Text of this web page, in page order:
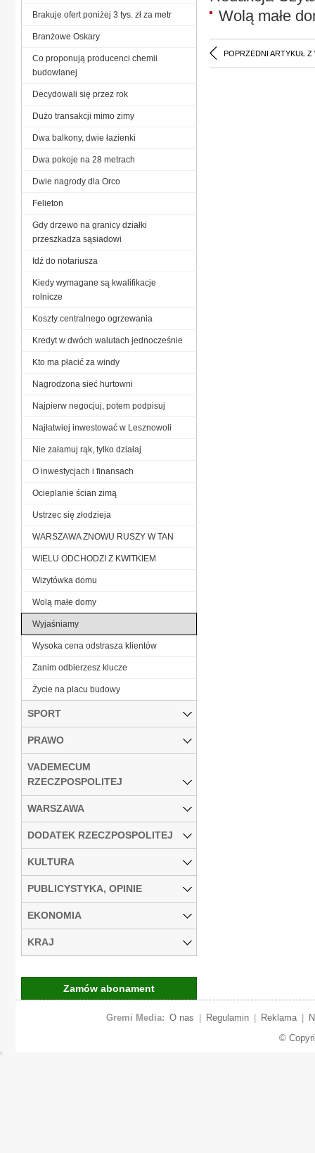
Wolą małe
POPRZEDNI ARTYKUŁ Z
Brakuje ofert poniżej 3 tys. zł za metr
Branżowe Oskary
Co proponują producenci chemii
budowlanej
Decydowali się przez rok
Dużo transakcji mimo zimy
Dwa balkony, dwie łazienki
Dwa pokoje na 28 metrach
Dwie nagrody dla Orco
Felieton
Gdy drzewo na granicy działki
przeszkadza sąsiadowi
Idź do notariusza
Kiedy wymagane są kwalifikacje
rolnicze
Koszty centralnego ogrzewania
Kredyt w dwóch walutach jednocześnie
Kto ma płacić za windy
Nagrodzona sieć hurtowni
Najpierw negocjuj, potem podpisuj
Najłatwiej inwestować w Lesznowoli
Nie załamuj rąk, tylko działaj
O inwestycjach i finansach
Ocieplanie ścian zimą
Ustrzec się złodzieja
WARSZAWA ZNOWU RUSZY W TAN
WIELU ODCHODZI Z KWITKIEM
Wizytówka domu
Wolą małe domy
Wyjaśniamy
Wysoka cena odstrasza klientów
Zanim odbierzesz klucze
Życie na placu budowy
SPORT
PRAWO
VADEMECUM
RZECZPOSPOLITEJ
WARSZAWA
DODATEK RZECZPOSPOLITEJ
KULTURA
PUBLICYSTYKA, OPINIE
EKONOMIA
KRAJ
Zamów abonament
Gremi Media: O nas Regulamin Reklama
©